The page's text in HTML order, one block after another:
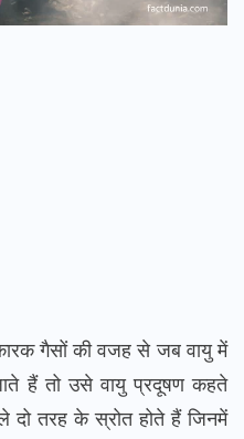
गैसों की वजह से जब वायु में
हैं तो उसे वायु प्रदूषण कहते
दो तरह के स्रोत होते हैं जिनमें